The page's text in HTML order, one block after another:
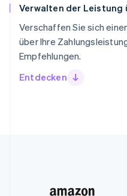
Verwalten der Leistung
Verschaffen Sie sich
über Ihre
Empfehlungen.
Entdecken